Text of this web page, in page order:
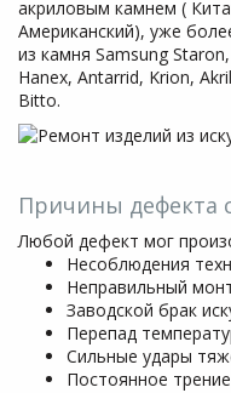
акриловым камнем (
Американский), уже
из камня Samsung
Hanex, Antarrid, Krion,
Bitto.
Причины дефекта
Любой дефект мог
Несоблюдения
Неправильный
Заводской брак
Перепад
Сильные удары
Постоянное